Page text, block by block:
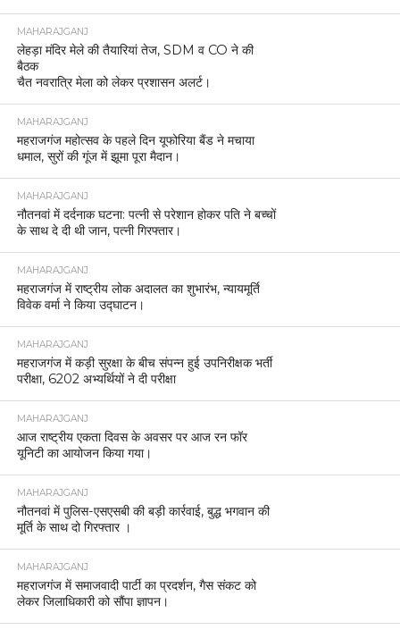
MAHARAJGANJ
लेहड़ा मंदिर मेले की तैयारियां तेज, SDM व CO ने की
बैठक
चैत नवरात्रि मेला को लेकर प्रशासन अलर्ट।
MAHARAJGANJ
महराजगंज महोत्सव के पहले दिन यूफोरिया बैंड ने मचाया
धमाल, सुरों की गूंज में झूमा पूरा मैदान।
MAHARAJGANJ
नौतनवां में दर्दनाक घटना: पत्नी से परेशान होकर पति ने बच्चों
के साथ दे दी थी जान, पत्नी गिरफ्तार।
MAHARAJGANJ
महराजगंज में राष्ट्रीय लोक अदालत का शुभारंभ, न्यायमूर्ति
विवेक वर्मा ने किया उद्घाटन।
MAHARAJGANJ
महराजगंज में कड़ी सुरक्षा के बीच संपन्न हुई उपनिरीक्षक भर्ती
परीक्षा, 6202 अभ्यर्थियों ने दी परीक्षा
MAHARAJGANJ
आज राष्ट्रीय एकता दिवस के अवसर पर आज रन फॉर
यूनिटी का आयोजन किया गया।
MAHARAJGANJ
नौतनवां में पुलिस-एसएसबी की बड़ी कार्रवाई, बुद्ध भगवान की
मूर्ति के साथ दो गिरफ्तार ।
MAHARAJGANJ
महराजगंज में समाजवादी पार्टी का प्रदर्शन, गैस संकट को
लेकर जिलाधिकारी को सौंपा ज्ञापन।